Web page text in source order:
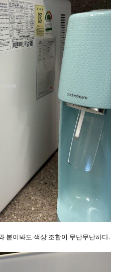
붙여봐도 색상 조합이 무난무난하다.